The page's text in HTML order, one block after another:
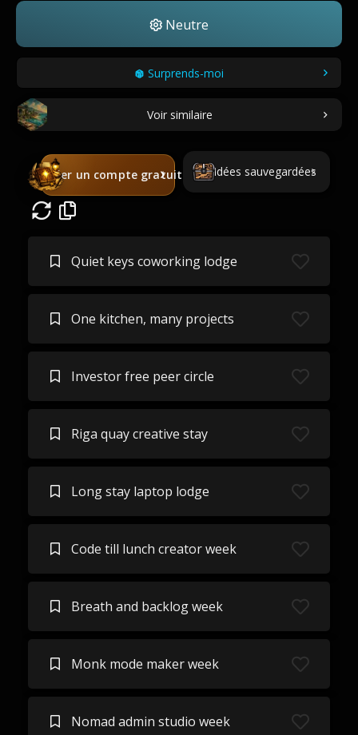
Neutre
Surprends-moi
Voir similaire
Créer un compte gratuit Idées sauvegardées
Quiet keys coworking lodge
One kitchen, many projects
Investor free peer circle
Riga quay creative stay
Long stay laptop lodge
Code till lunch creator week
Breath and backlog week
Monk mode maker week
Nomad admin studio week